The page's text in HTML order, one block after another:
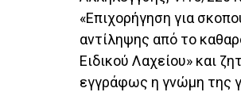
«Επιχορήγηση για
αντίληψης από το
Ειδικού Λαχείου» και
εγγράφως η γνώμη της